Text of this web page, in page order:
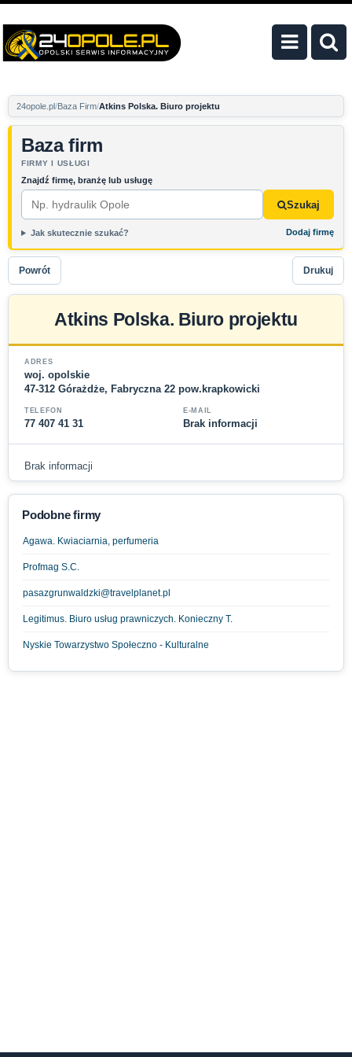
24opole.pl Baza Firm Atkins Polska. Biuro projektu
Baza firm
FIRMY I USŁUGI
Znajdź firmę, branżę lub usługę
Szukaj
Jak skutecznie szukać? Dodaj firmę
Powrót Drukuj
Atkins Polska. Biuro projektu
ADRES
woj. opolskie
47-312 Górażdże, Fabryczna 22 pow.krapkowicki
TELEFON
77 407 41 31
E-MAIL
Brak informacji
Brak informacji
Podobne firmy
Agawa. Kwiaciarnia, perfumeria
Profmag S.C.
pasazgrunwaldzki@travelplanet.pl
Legitimus. Biuro usług prawniczych. Konieczny T.
Nyskie Towarzystwo Społeczno - Kulturalne